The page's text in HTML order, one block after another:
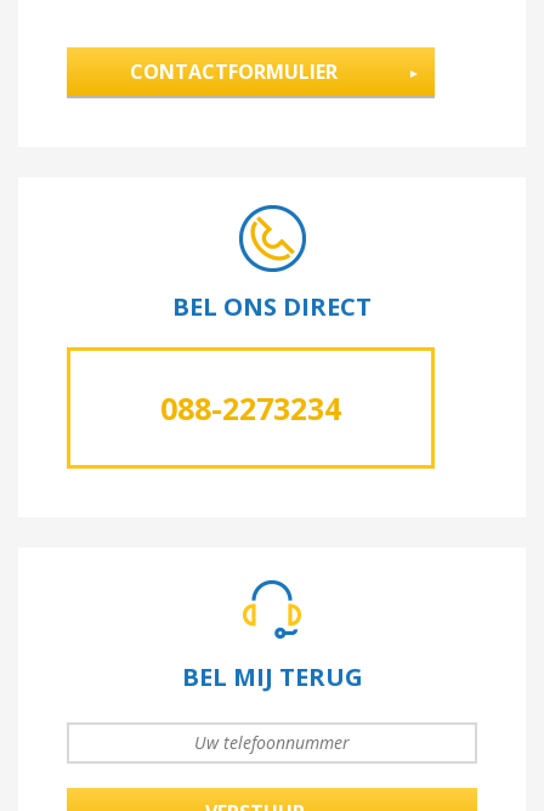
CONTACTFORMULIER
BEL ONS DIRECT
088-2273234
BEL MIJ TERUG
UW TELEFOONNUMMER*